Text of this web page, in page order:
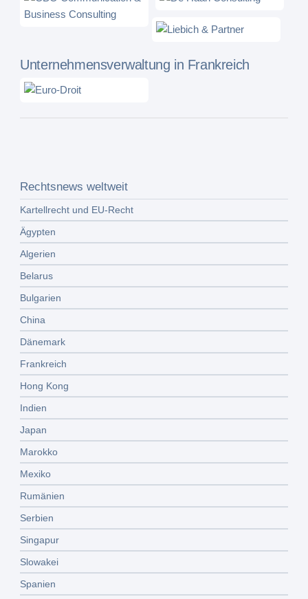
Unternehmensverwaltung in Frankreich
Rechtsnews weltweit
Kartellrecht und EU-Recht
Ägypten
Algerien
Belarus
Bulgarien
China
Dänemark
Frankreich
Hong Kong
Indien
Japan
Marokko
Mexiko
Rumänien
Serbien
Singapur
Slowakei
Spanien